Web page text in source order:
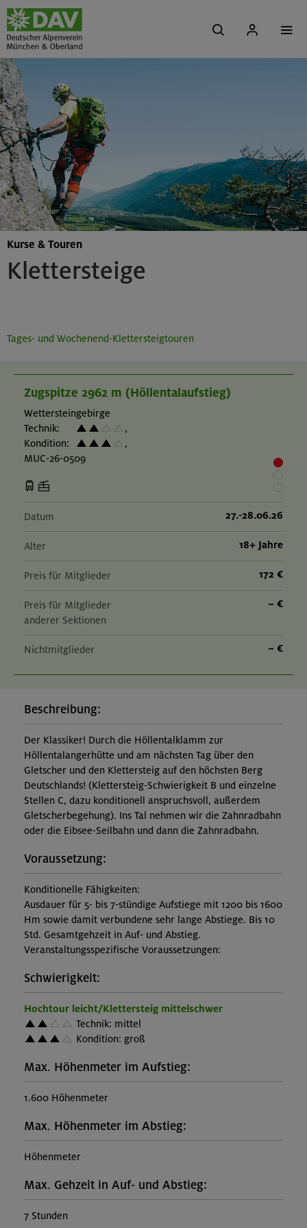
Klettersteige
Kurse & Touren
Tages- und Wochenend-Klettersteigtouren
Zugspitze 2962 m (Höllentalaufstieg)
Wettersteingebirge
Technik:
,
Kondition:
,
MUC-26-0509
Datum 27.-28.06.26
Alter 18+ Jahre
Preis für Mitglieder 172 €
Preis für Mitglieder
anderer Sektionen
– €
Nichtmitglieder – €
Beschreibung:
Der Klassiker! Durch die Höllentalklamm zur
Höllentalangerhütte und am nächsten Tag über den
Gletscher und den Klettersteig auf den höchsten Berg
Deutschlands! (Klettersteig-Schwierigkeit B und einzelne
Stellen C, dazu konditionell anspruchsvoll, außerdem
Gletscherbegehung). Ins Tal nehmen wir die Zahnradbahn
oder die Eibsee-Seilbahn und dann die Zahnradbahn.
Voraussetzung:
Konditionelle Fähigkeiten:
Ausdauer für 5- bis 7-stündige Aufstiege mit 1200 bis 1600
Hm sowie damit verbundene sehr lange Abstiege. Bis 10
Std. Gesamtgehzeit in Auf- und Abstieg.
Veranstaltungsspezifische Voraussetzungen:
Schwierigkeit:
Hochtour leicht/Klettersteig mittelschwer
Technik: mittel
Kondition: groß
Max. Höhenmeter im Aufstieg:
1.600 Höhenmeter
Max. Höhenmeter im Abstieg:
Höhenmeter
Max. Gehzeit in Auf- und Abstieg:
7 Stunden